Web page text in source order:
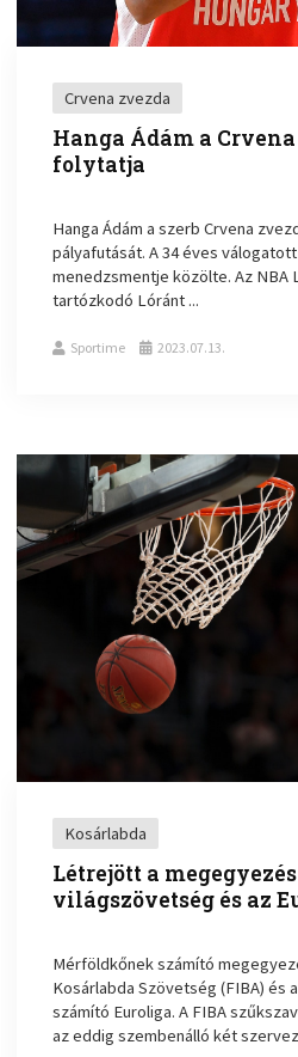
Crvena zvezda
Hanga Ádám a
folytatja
Hanga Ádám a szerb Crvena
pályafutását. A 34 éves
menedzsmentje közölte. Az NBA
tartózkodó Lóránt ...
Sportime 2023.07.13.
Kosárlabda
Létrejött a
világszövetség és az
Mérföldkőnek számító
Kosárlabda Szövetség (FIBA) és
számító Euroliga. A FIBA
az eddig szembenálló két